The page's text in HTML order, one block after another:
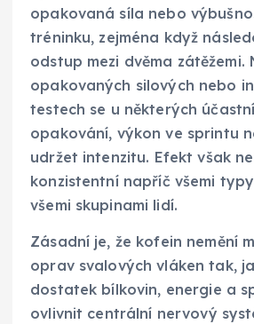
opakovaná síla nebo
tréninku, zejména když
odstup mezi dvěma
opakovaných silových nebo
testech se u některých
opakování, výkon ve sprintu
udržet intenzitu. Efekt však
konzistentní napříč všemi
všemi skupinami lidí.
Zásadní je, že kofein nemění
oprav svalových vláken tak,
dostatek bílkovin, energie a
ovlivnit centrální nervový